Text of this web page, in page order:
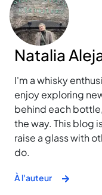
Natalia
I'm a whisky
enjoy exploring
behind each
the way. This blog
raise a glass with
do.
À l'auteur